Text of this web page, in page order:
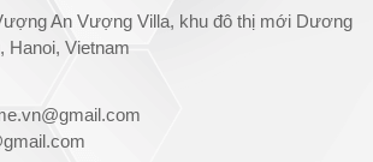
An Vượng Villa, khu đô thị mới Dương
Hanoi, Vietnam